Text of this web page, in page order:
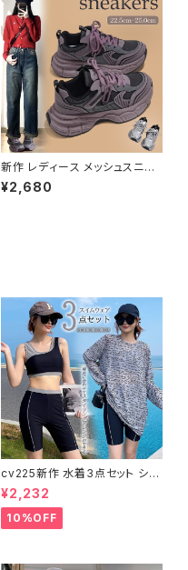
新作 レディース メッシュスニー
カー 紐靴 シューズ ボリューム
ソール 厚底 美脚
¥2,680
cv225新作 水着3点セット シア
ートップス ラッシュガード 長袖
日焼け防止 体型カバー
¥2,232
10%OFF